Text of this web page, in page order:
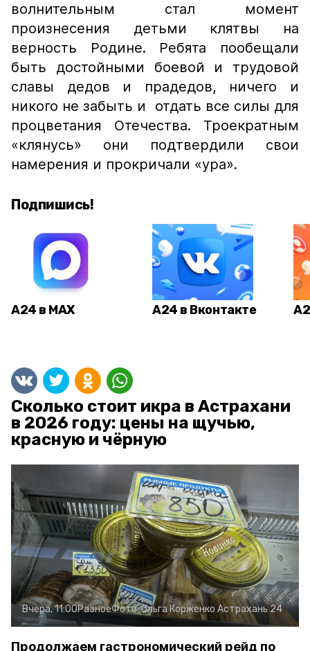
волнительным стал момент
произнесения детьми клятвы на
верность Родине. Ребята пообещали
быть достойными боевой и трудовой
славы дедов и прадедов, ничего и
никого не забыть и отдать все силы для
процветания Отечества. Троекратным
«клянусь» они подтвердили свои
намерения и прокричали «ура».
Подпишись!
А24 в MAX А24 в Вконтакте
Сколько стоит икра в Астрахани
в 2026 году: цены на щучью,
красную и чёрную
Вчера, 11:00РазноеФото:Ольга Корженко Астрахань 24
Продолжаем гастрономический рейд по